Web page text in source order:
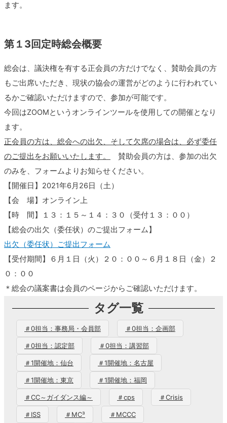
ます。
第１3回定時総会概要
総会は、議決権を有する正会員の方だけでなく、賛助会員の方
もご出席いただき、現状の協会の運営がどのように行われてい
るかご確認いただけますので、参加が可能です。
今回はZOOMというオンラインツールを使用しての開催となり
ます。
正会員の方は、総会への出欠、そして欠席の場合は、必ず委任
のご提出をお願いいたします。
賛助会員の方は、参加の出欠
のみを、フォームよりお知らせください。
【開催日】2021年6月26日（土）
【会 場】オンライン上
【時 間】１３：１５～１４：３０（受付１３：００）
【総会の出欠（委任状）のご提出フォーム】
出欠（委任状）ご提出フォーム
【受付期間】６月１日（火）２０：００～６月１８日（金）２
０：００
＊総会の議案書は会員のページからご確認いただけます。
タグ一覧
＃0担当：事務局・会員部 ＃0担当：企画部
＃0担当：認定部 ＃0担当：講習部
＃1開催地：仙台 ＃1開催地：名古屋
＃1開催地：東京 ＃1開催地：福岡
＃CC～ガイダンス編～ ＃cps ＃Crisis
＃ISS ＃MC³ ＃MCCC